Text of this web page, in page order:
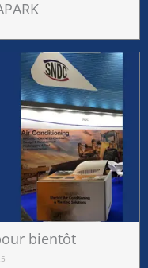
bientôt